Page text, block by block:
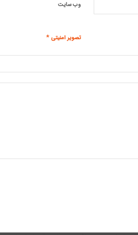
وب‌ سایت
تصویر امنیتی*